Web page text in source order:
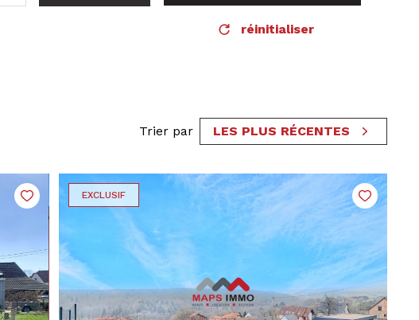
réinitialiser
Trier par LES PLUS RÉCENTES
EXCLUSIF